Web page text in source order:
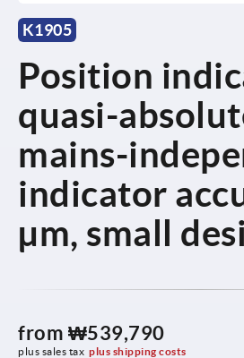
K1905
Position
quasi-
mains-
indicator
µm, small
from ₩539,790
plus sales tax plus shipping costs